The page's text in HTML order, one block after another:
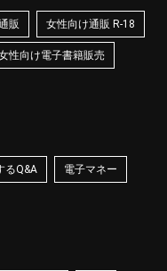
販 女性向け通販 R-18
性向け電子書籍販売
るQ&A 電子マネー